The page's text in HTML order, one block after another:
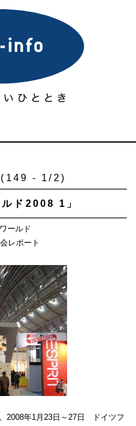
- 1/2)
ルド2008 1」
ールド
レポート
2008年1月23日～27日 ドイツフ